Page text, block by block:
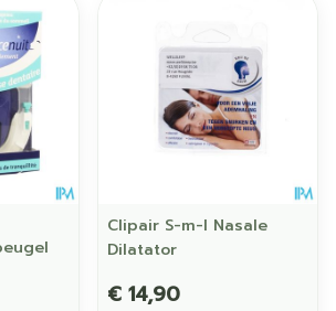
Clipair S-m-l Nasale
Dilatator
€ 14,90